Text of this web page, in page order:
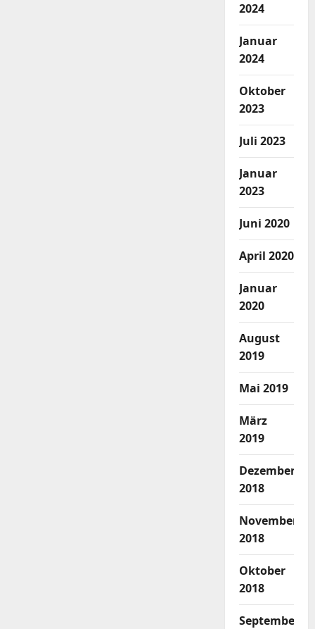
2024
Januar
2024
Oktober
2023
Juli 2023
Januar
2023
Juni 2020
April 2020
Januar
2020
August
2019
Mai 2019
März
2019
Dezember
2018
November
2018
Oktober
2018
September